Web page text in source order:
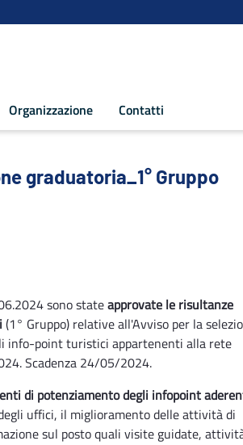
Organizzazione Contatti
Gruppo -
graduatoria_1° Gruppo
sono stateapprovate le risultanze
(1° Gruppo) relative all'Avviso per la
info-point turistici appartenenti alla rete
Scadenza 24/05/2024.
di potenziamento degli infopoint
uffici, il miglioramento delle attività di
sul posto quali visite guidate,